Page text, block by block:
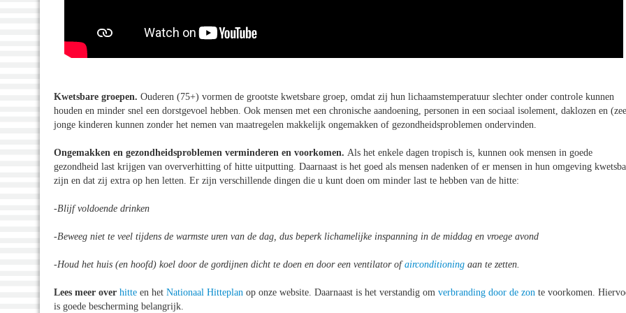
Kwetsbare groepen. Ouderen (75+) vormen de grootste kwetsbare groep, omdat zij hun lichaamstemperatuur slechter onder controle kunnen
houden en minder snel een dorstgevoel hebben. Ook mensen met een chronische aandoening, personen in een sociaal isolement, daklozen en
jonge kinderen kunnen zonder het nemen van maatregelen makkelijk ongemakken of gezondheidsproblemen ondervinden.
Ongemakken en gezondheidsproblemen verminderen en voorkomen. Als het enkele dagen tropisch is, kunnen ook mensen in goede
gezondheid last krijgen van oververhitting of hitte uitputting. Daarnaast is het goed als mensen nadenken of er mensen in hun omgeving
zijn en dat zij extra op hen letten. Er zijn verschillende dingen die u kunt doen om minder last te hebben van de hitte:
-Blijf voldoende drinken
-Beweeg niet te veel tijdens de warmste uren van de dag, dus beperk lichamelijke inspanning in de middag en vroege avond
-Houd het huis (en hoofd) koel door de gordijnen dicht te doen en door een ventilator ofairconditioning aan te zetten.
Lees meer over hitte en het Nationaal Hitteplan op onze website. Daarnaast is het verstandig om verbranding door de zon te voorkomen.
is goede bescherming belangrijk.